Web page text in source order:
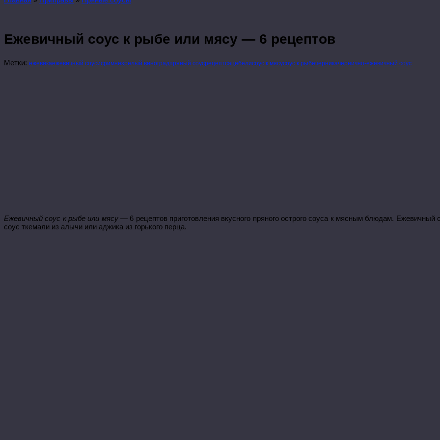
Ежевичный соус к рыбе или мясу — 6 рецептов
Метки: ежевикаежевичный соусисримнезрелый виноградпряный соусрецептсацебелисоус к мясусоус к рыбечерникачернично-ежевичный соус
Ежевичный соус к рыбе или мясу — 6 рецептов приготовления вкусного пряного острого соуса к мясным блюдам. Ежевичный
соус ткемали из алычи или аджика из горького перца.